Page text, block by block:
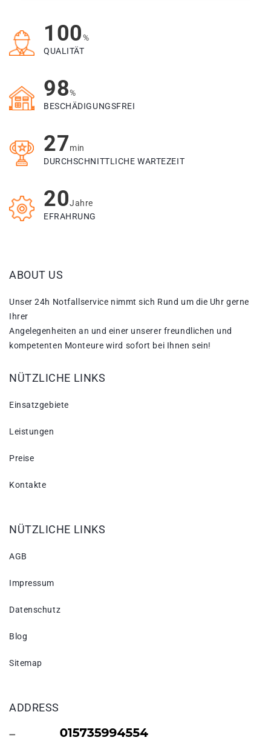
100%
QUALITÄT
98%
BESCHÄDIGUNGSFREI
27min
DURCHSCHNITTLICHE WARTEZEIT
20Jahre
EFRAHRUNG
ABOUT US
Unser 24h Notfallservice nimmt sich Rund um die Uhr gerne
Ihrer
Angelegenheiten an und einer unserer freundlichen und
kompetenten Monteure wird sofort bei Ihnen sein!
NÜTZLICHE LINKS
Einsatzgebiete
Leistungen
Preise
Kontakte
NÜTZLICHE LINKS
AGB
Impressum
Datenschutz
Blog
Sitemap
ADDRESS